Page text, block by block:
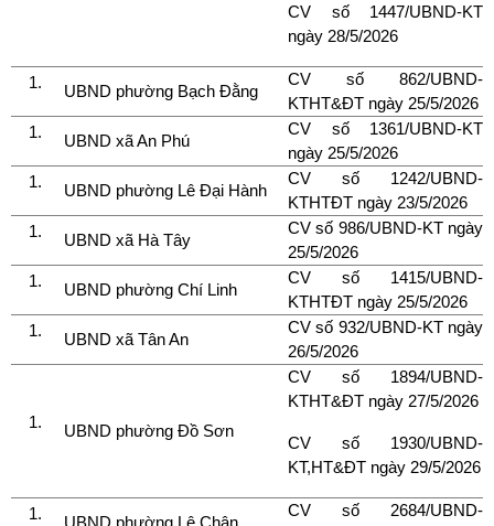
CV số 1447/UBND-KT
ngày 28/5/2026
UBND phường Bạch Đằng
CV số 862/UBND-
KTHT&ĐT ngày 25/5/2026
UBND xã An Phú
CV số 1361/UBND-KT
ngày 25/5/2026
UBND phường Lê Đại Hành
CV số 1242/UBND-
KTHTĐT ngày 23/5/2026
UBND xã Hà Tây
CV số 986/UBND-KT ngày
25/5/2026
UBND phường Chí Linh
CV số 1415/UBND-
KTHTĐT ngày 25/5/2026
UBND xã Tân An
CV số 932/UBND-KT ngày
26/5/2026
UBND phường Đồ Sơn
CV số 1894/UBND-
KTHT&ĐT ngày 27/5/2026
CV số 1930/UBND-
KT,HT&ĐT ngày 29/5/2026
UBND phường Lê Chân
CV số 2684/UBND-